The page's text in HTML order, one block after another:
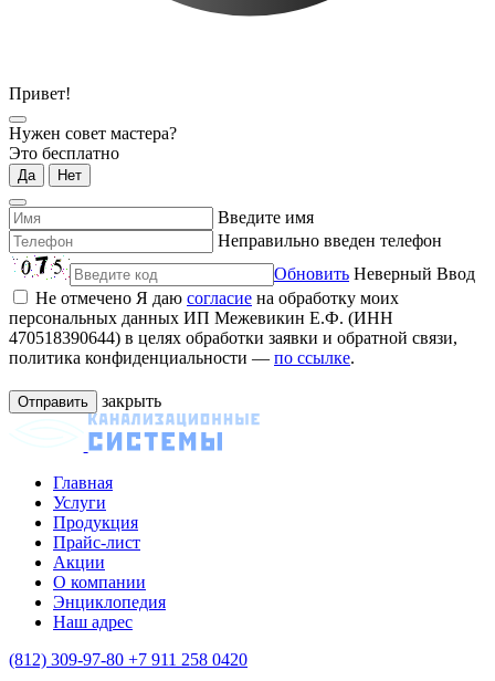
Привет!
Нужен совет мастера?
Это бесплатно
Да Нет
Введите имя
Неправильно введен телефон
Обновить Неверный Ввод
Не отмечено Я даю согласие на обработку моих
персональных данных ИП Межевикин Е.Ф. (ИНН
470518390644) в целях обработки заявки и обратной связи,
политика конфиденциальности — по ссылке.
закрыть
Главная
Услуги
Продукция
Прайс-лист
Акции
О компании
Энциклопедия
Наш адрес
(812) 309-97-80 +7 911 258 0420